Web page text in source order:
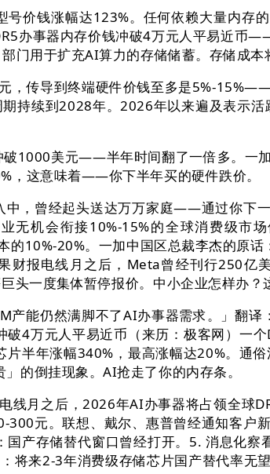
价钱涨幅达123%。任何依赖大量内存
办事器内存价钱冲破4万元人平易近币
门用于扩充AI算力的存储储蓄。存储成
传导到终端硬件价钱至多是5%-15%——
持续到2028年。2026年以来遍及表示
美元——半年时间翻了一倍多。一加
，这意味着——你下半年买的硬件跌价。
，曾经起头送达万万家庭——通过你下一
无机会衔接10%-15%的全球消费级
的10%-20%。一加中国区总裁李杰的原
财报电线月之后，Meta曾经刊行250亿
头一度集体暂停报价。中小企业怎样办？
能仍然满脚不了AI办事器需求。」翻译
破4万元人平易近币（来历：极客网）一
片半年涨幅340%，最高涨幅达20%。通
」的倒挂现象。AI抢走了你的内存条。
月之后，2026年AI办事器将占领全球
300元。联想、戴尔、惠普曾经通知客户
国产存储替代窗口曾经打开。5. 消息化
将来2-3年消费级存储芯片国产替代率